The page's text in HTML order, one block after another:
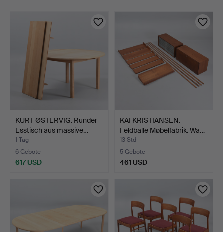
KURT ØSTERVIG. Runder
Esstisch aus massive…
1 Tag
6 Gebote
617 USD
KAI KRISTIANSEN.
Feldballe Møbelfabrik. Wa…
13 Std
5 Gebote
461 USD